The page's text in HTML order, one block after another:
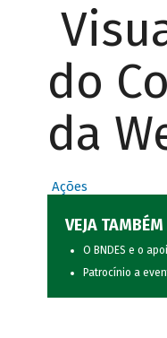
do
da
Ações
VEJA TAMBÉM
O BNDES e o
Patrocínio a